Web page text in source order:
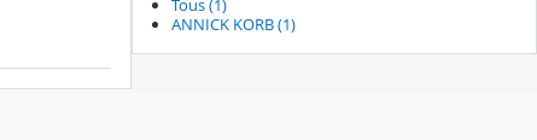
Tous (1)
ANNICK KORB (1)